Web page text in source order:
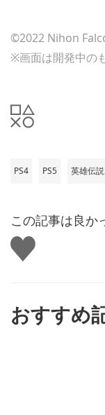
©2022 Nihon
※画面は開発中の
PS4 PS5 英雄伝
この記事は良か
い
い
おすすめ